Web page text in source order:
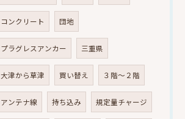
コンクリート 団地
プラグレスアンカー 三重県
大津から草津 買い替え ３階～２階
アンテナ線 持ち込み 規定量チャージ